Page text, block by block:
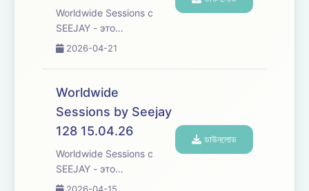
различных культур и
жанров танцевальной
Worldwide Sessions с
SEEJAY - это
захватывающее
путешествие, которое
переступает границы,
увлекательное
исследование
различных культур и
жанров танцевальной
2026-04-21
Worldwide
Sessions by Seejay
128 15.04.26
Worldwide Sessions с
SEEJAY - это
захватывающее
ডাউনলোড